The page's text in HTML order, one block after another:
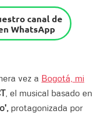
canal de
WhatsApp
vez a Bogotá, mi
, el musical basado en
protagonizada por